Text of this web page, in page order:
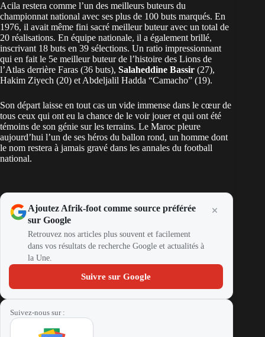
Acila restera comme l’un des meilleurs buteurs du
championnat national avec ses plus de 100 buts marqués. En
1976, il avait même fini sacré meilleur buteur avec un total de
20 réalisations. En équipe nationale, il a également brillé,
inscrivant 18 buts en 39 sélections. Un ratio impressionnant
qui en fait le 5e meilleur buteur de l’histoire des Lions de
l’Atlas derrière Faras (36 buts), Salaheddine Bassir (27),
Hakim Ziyech (20) et Abdeljalil Hadda “Camacho” (19).
Son départ laisse en tout cas un vide immense dans le cœur de
tous ceux qui ont eu la chance de le voir jouer et qui ont été
témoins de son génie sur les terrains. Le Maroc pleure
aujourd’hui l’un de ses héros du ballon rond, un homme dont
le nom restera à jamais gravé dans les annales du football
national.
Ajoutez Afrik-foot comme source préférée
sur Google
Retrouvez nos articles plus souvent et facilement
dans vos résultats de recherche Google et actualités à
la Une.
Suivre sur Google
Suivez-nous sur :